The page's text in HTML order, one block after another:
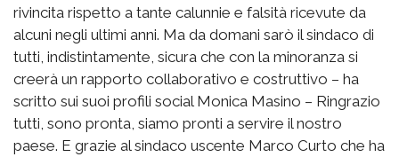
rivincita rispetto a tante calunnie e falsità ricevute da
alcuni negli ultimi anni. Ma da domani sarò il sindaco di
tutti, indistintamente, sicura che con la minoranza si
creerà un rapporto collaborativo e costruttivo – ha
scritto sui suoi profili social Monica Masino – Ringrazio
tutti, sono pronta, siamo pronti a servire il nostro
paese. E grazie al sindaco uscente Marco Curto che ha